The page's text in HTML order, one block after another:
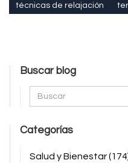
técnicas de relajación
Buscar blog
Categorías
Salud y Bienestar